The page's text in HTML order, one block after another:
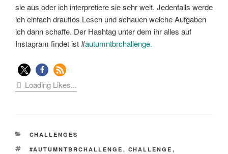
sie aus oder ich interpretiere sie sehr weit. Jedenfalls werde
ich einfach drauflos Lesen und schauen welche Aufgaben
ich dann schaffe. Der Hashtag unter dem ihr alles auf
Instagram findet ist #autumntbrchallenge.
Loading Likes...
KATEGORIEN
CHALLENGES
SCHLAGWÖRTER
#AUTUMNTBRCHALLENGE , CHALLENGE ,